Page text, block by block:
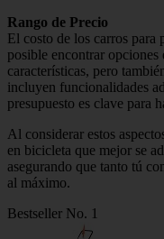
Rango de Precio
El costo de los carros para
posible encontrar opciones
características, pero
incluyen funcionalidades
presupuesto es clave para
Al considerar estos
en bicicleta que mejor se
asegurando que tanto tú
al máximo.
Bestseller No. 1